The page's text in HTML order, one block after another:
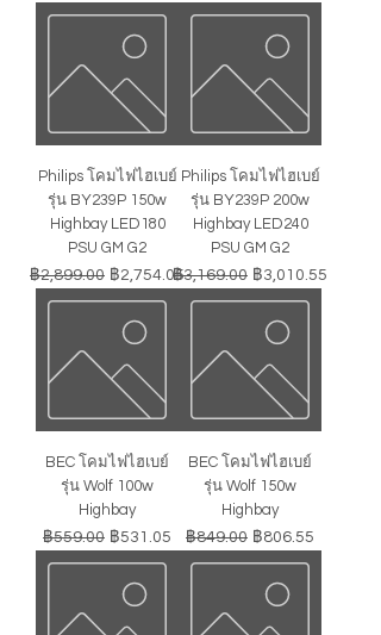
Philips โคมไฟไฮเบย์
รุ่น BY239P 150w
Highbay LED180
PSU GM G2
ราคาปกติ
฿2,899.00 ราคาขายลด
฿2,754.05
Philips โคมไฟไฮเบย์
รุ่น BY239P 200w
Highbay LED240
PSU GM G2
ราคาปกติ
฿3,169.00 ราคาขายลด
฿3,010.55
BEC โคมไฟไฮเบย์
รุ่น Wolf 100w
Highbay
ราคาปกติ
฿559.00 ราคาขายลด
฿531.05
BEC โคมไฟไฮเบย์
รุ่น Wolf 150w
Highbay
ราคาปกติ
฿849.00 ราคาขายลด
฿806.55